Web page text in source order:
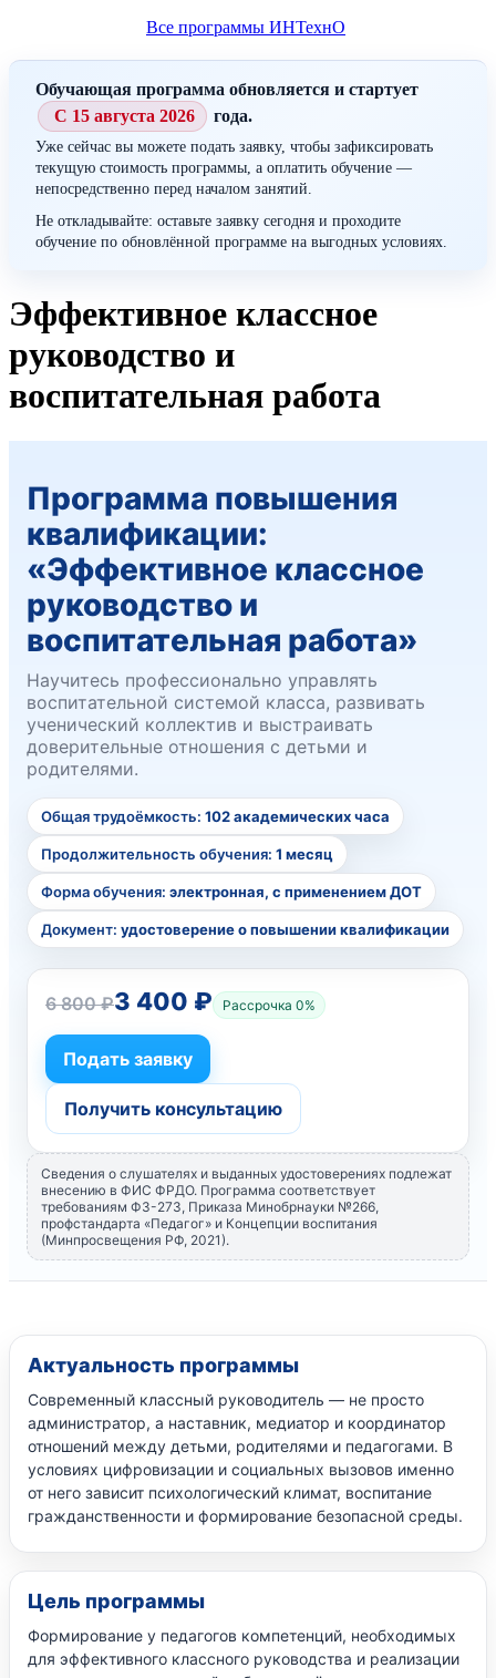
Все программы ИНТехнО
Обучающая программа обновляется и стартует
С 15 августа 2026
года.
Уже сейчас вы можете подать заявку, чтобы зафиксировать
текущую стоимость программы, а оплатить обучение —
непосредственно перед началом занятий.
Не откладывайте: оставьте заявку сегодня и проходите
обучение по обновлённой программе на выгодных условиях.
Эффективное классное
руководство и
воспитательная работа
Программа повышения
квалификации:
«Эффективное классное
руководство и
воспитательная работа»
Научитесь профессионально управлять
воспитательной системой класса, развивать
ученический коллектив и выстраивать
доверительные отношения с детьми и
родителями.
Общая трудоёмкость: 102 академических часа
Продолжительность обучения: 1 месяц
Форма обучения: электронная, с применением ДОТ
Документ: удостоверение о повышении квалификации
6 800 ₽3 400 ₽ Рассрочка 0%
Подать заявку
Получить консультацию
Сведения о слушателях и выданных удостоверениях подлежат
внесению в ФИС ФРДО. Программа соответствует
требованиям ФЗ-273, Приказа Минобрнауки №266,
профстандарта «Педагог» и Концепции воспитания
(Минпросвещения РФ, 2021).
Актуальность программы
Современный классный руководитель — не просто
администратор, а наставник, медиатор и координатор
отношений между детьми, родителями и педагогами. В
условиях цифровизации и социальных вызовов именно
от него зависит психологический климат, воспитание
гражданственности и формирование безопасной среды.
Цель программы
Формирование у педагогов компетенций, необходимых
для эффективного классного руководства и реализации